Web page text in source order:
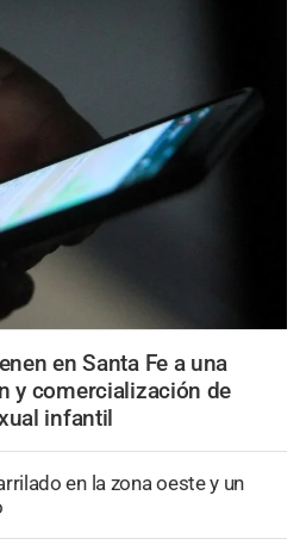
en Santa Fe a una
y comercialización de
infantil
en la zona oeste y un